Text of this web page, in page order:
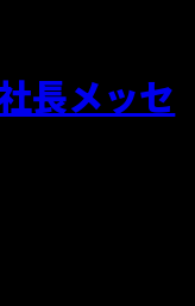
長メッセ